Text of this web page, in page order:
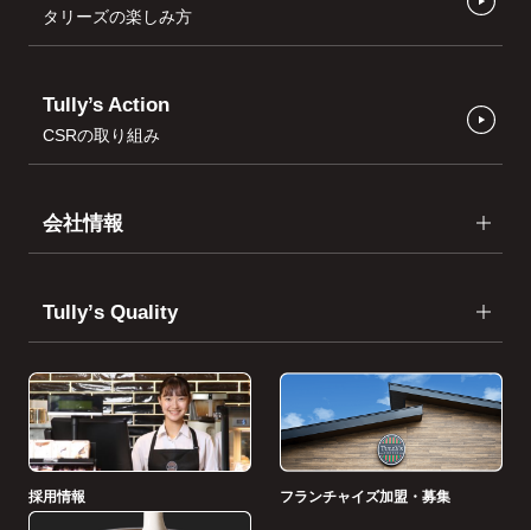
タリーズの楽しみ方
Tully’s Action
CSRの取り組み
会社情報
Tullyʼs Quality
採用情報 フランチャイズ加盟・募集